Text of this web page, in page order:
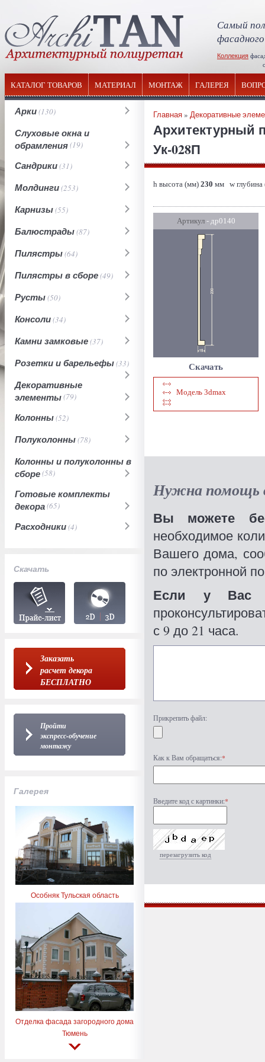
Самый
Коллекция
КАТАЛОГ ТОВАРОВ МАТЕРИАЛ МОНТАЖ ГАЛЕРЕЯ
Арки(130)
Слуховые окна и
обрамления(19)
Сандрики(31)
Молдинги(253)
Карнизы(55)
Балюстрады(87)
Пилястры(64)
Пилястры в сборе(49)
Русты(50)
Консоли(34)
Камни замковые(37)
Розетки и барельефы(33)
Декоративные
элементы(79)
Колонны(52)
Полуколонны(78)
Колонны и полуколонны в
сборе(58)
Готовые комплекты
декора(65)
Расходники(4)
Скачать
Заказать
расчет декора
БЕСПЛАТНО
Пройти
экспресс-обучение
монтажу
Галерея
Особняк Тульская область
Отделка фасада загородного дома
Тюмень
Главная» Декоративные
Архитектурный
Ук-028П
h высота (мм) 230 мм w
Артикул- др0140
Скачать
Модель 3dmax
Нужна помощь
Вы можете
необходимое
Вашего дома,
по электронной
Если у Вас
с 9 до 21 часа.
Прикрепить файл:
Как к Вам обращаться:*
Введите код с картинки:*
перезагрузить код